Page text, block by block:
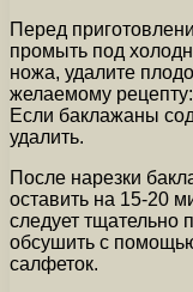
Перед
промыть под
ножа, удалите
желаемому
Если баклажаны
удалить.
После нарезки
оставить на 15-20
следует тщательно
обсушить с
салфеток.